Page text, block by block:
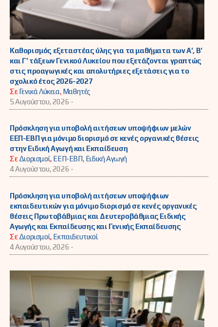
Καθορισμός εξεταστέας ύλης για τα μαθήματα των Α’, Β’
και Γ’ τάξεων Γενικού Λυκείου που εξετάζονται γραπτώς
στις προαγωγικές και απολυτήριες εξετάσεις για το
σχολικό έτος 2026-2027
ΣεΓενικά Λύκεια, Μαθητές
5 Αυγούστου, 2026 -
Πρόσκληση για υποβολή αιτήσεων υποψήφιων μελών
ΕΕΠ-ΕΒΠ για μόνιμο διορισμό σε κενές οργανικές θέσεις
στην Ειδική Αγωγή και Εκπαίδευση
ΣεΔιορισμοί, ΕΕΠ-ΕΒΠ, Ειδική Αγωγή
4 Αυγούστου, 2026 -
Πρόσκληση για υποβολή αιτήσεων υποψήφιων
εκπαιδευτικών για μόνιμο διορισμό σε κενές οργανικές
θέσεις Πρωτοβάθμιας και Δευτεροβάθμιας Ειδικής
Αγωγής και Εκπαίδευσης και Γενικής Εκπαίδευσης
ΣεΔιορισμοί, Εκπαιδευτικοί
4 Αυγούστου, 2026 -